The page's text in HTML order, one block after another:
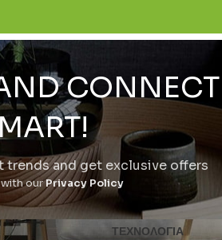
trends and get exclusive offers
with ourPrivacy Policy
ΤΕΧΝΟΛΟΓΊΑ